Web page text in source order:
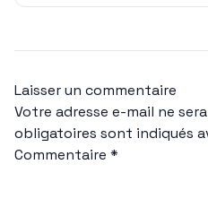
Laisser un commentaire
Votre adresse e-mail ne
obligatoires sont indiqués
Commentaire *